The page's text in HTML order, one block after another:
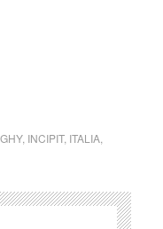
, INCIPIT, ITALIA,